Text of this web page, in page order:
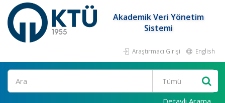
Akademik Veri Yönetim
Sistemi
Araştırmacı Girişi English
Ara
Detaylı Arama